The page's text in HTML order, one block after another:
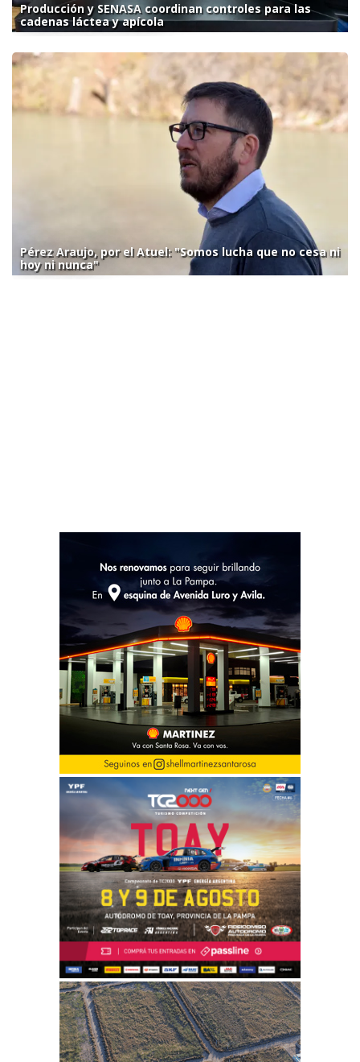
Producción y SENASA coordinan controles para las
cadenas láctea y apícola
Pérez Araujo, por el Atuel: "Somos lucha que no cesa ni
hoy ni nunca"